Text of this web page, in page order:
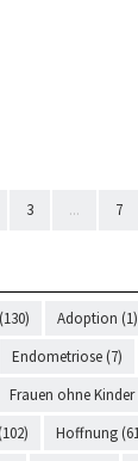
3 ... 7
Adoption (1)
Endometriose (7)
Frauen ohne Kinder
Hoffnung